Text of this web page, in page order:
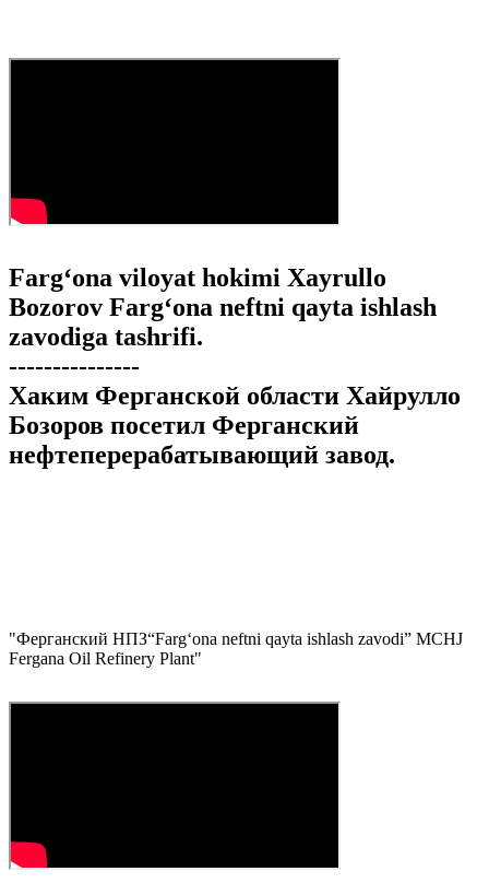
Farg‘ona viloyat hokimi Xayrullo
Bozorov Farg‘ona neftni qayta ishlash
zavodiga tashrifi.
---------------
Хаким Ферганской области Хайрулло
Бозоров посетил Ферганский
нефтеперерабатывающий завод.
"Ферганский НПЗ“Farg‘ona neftni qayta ishlash zavodi” MCHJ
Fergana Oil Refinery Plant"